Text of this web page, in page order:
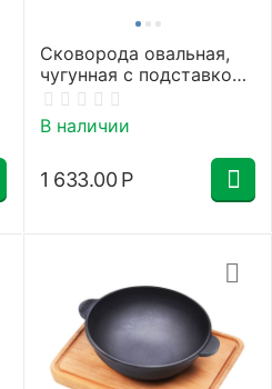
Сковорода овальная,
чугунная с подставкой
220х140х25
В наличии
1 633.00 Р